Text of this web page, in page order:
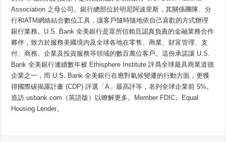
Association 之母公司。銀行總部位於明尼阿波里斯，其關係團隊、分
行和ATM網絡結合數位工具，讓客戶隨時隨地依自己喜歡的方式辦理
銀行業務。U.S. Bank 全美銀行是眾所信賴且認真負責的金融業務合作
夥伴，致力於服務美國境內及全球各地在零售、商業、財富管理、支
付、商務、企業及投資服務等領域的數百萬位客戶。這份承諾讓 U.S.
Bank 全美銀行連續數年被 Ethisphere Institute 評爲全球最具商業道德
企業之一，而 U.S. Bank 全美銀行在應對氣候變遷的行動方面，更獲
得國際碳揭露計畫 (CDP) 評選「A」最高評等，名列全球企業前 5%。
造訪 usbank.com（英語版）以瞭解更多。Member FDIC。Equal
Housing Lender。